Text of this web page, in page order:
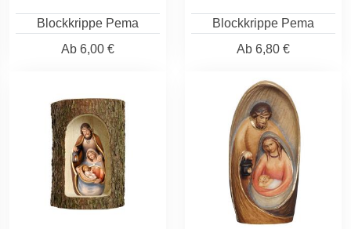
Blockkrippe Pema
Ab 6,00 €
Blockkrippe Pema
Ab 6,80 €